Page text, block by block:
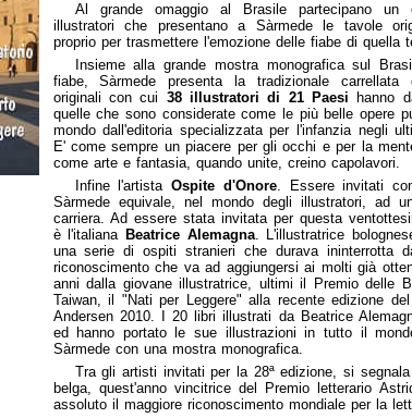
Al grande omaggio al Brasile partecipano un
illustratori che presentano a Sàrmede le tavole
proprio per trasmettere l'emozione delle fiabe di quella
Insieme alla grande mostra monografica sul
fiabe, Sàrmede presenta la tradizionale carrellata
originali con cui 38 illustratori di 21 Paesi hanno
quelle che sono considerate come le più belle opere
mondo dall'editoria specializzata per l'infanzia negli
E' come sempre un piacere per gli occhi e per la
come arte e fantasia, quando unite, creino capolavori.
Infine l'artista Ospite d'Onore. Essere invitati
Sàrmede equivale, nel mondo degli illustratori, ad
carriera. Ad essere stata invitata per questa
è l'italiana Beatrice Alemagna. L'illustratrice
una serie di ospiti stranieri che durava ininterrotta
riconoscimento che va ad aggiungersi ai molti già
anni dalla giovane illustratrice, ultimi il Premio delle
Taiwan, il "Nati per Leggere" alla recente edizione
Andersen 2010. I 20 libri illustrati da Beatrice
ed hanno portato le sue illustrazioni in tutto il
Sàrmede con una mostra monografica.
Tra gli artisti invitati per la 28ª edizione, si segnala
belga, quest'anno vincitrice del Premio letterario
assoluto il maggiore riconoscimento mondiale per la